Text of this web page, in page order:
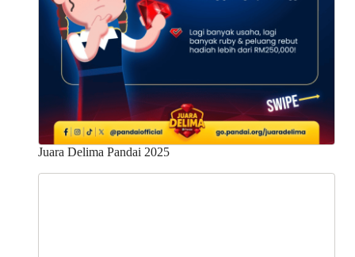
Juara Delima Pandai 2025